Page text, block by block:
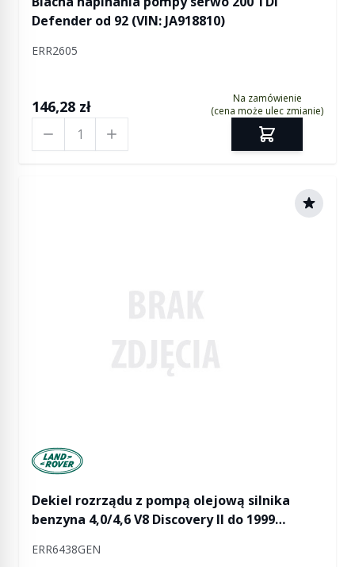
Defender od 92 (VIN: JA918810)
ERR2605
146,28 zł
Na zamówienie
(cena może ulec zmianie)
Manufactured by Land rover
Dekiel rozrządu z pompą olejową silnika
benzyna 4,0/4,6 V8 Discovery II do 1999
(VIN:XA426593)
ERR6438GEN